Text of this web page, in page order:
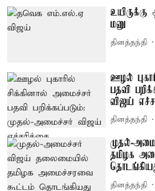
மனு
தினத்தந்தி
ஊழல்
பதவி
விஜய்
தினத்தந்தி
முதல்-
தமிழக
தினத்தந்தி